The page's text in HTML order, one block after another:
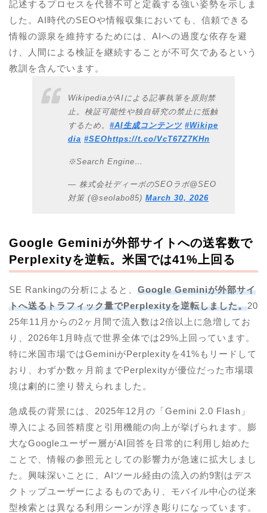
記述するプロセスを代替不可と定義する強い姿勢を示しま
した。AI時代のSEOや情報収集においても、信頼できる
情報の源泉を維持するためには、AIへの過度な依存を避
け、人間による検証を継続することが不可欠であるという
教訓を含んでいます。
WikipediaがAIによる記事執筆を原則禁
止。検証可能性や独自研究の禁止に抵触
するため。 #AI生成コンテンツ #Wikipe
dia #SEOhttps://t.co/VcT67Z7KHn
※Search Engine…
— 株式会社ディーボのSEOラボ@SEO
対策 (@seolabo85) March 30, 2026
Google Geminiが外部サイトへの送客数で
Perplexityを逆転。米国では41%上回る
SE Rankingの分析によると、 Google Geminiが外部サイ
トへ送るトラフィック量でPerplexityを逆転しました。20
25年11月からの2ヶ月間で流入数は2倍以上に急増してお
り、2026年1月時点で世界全体では29%上回っています。
特に米国市場ではGeminiがPerplexityを41%もリードして
おり、わずか数ヶ月前までPerplexityが優位だった市場環
境は劇的に塗り替えられました。
急成長の背景には、2025年12月の「Gemini 2.0 Flash」
導入による回答精度と引用機能の向上が挙げられます。膨
大なGoogleユーザー層がAI回答を日常的に利用し始めた
ことで、情報の参照元としての影響力が急速に拡大しまし
た。興味深いことに、AIツール経由の流入の約9割はデス
クトップユーザーによるものであり、モバイル中心の従来
型検索とは異なる利用シーンが浮き彫りになっています。